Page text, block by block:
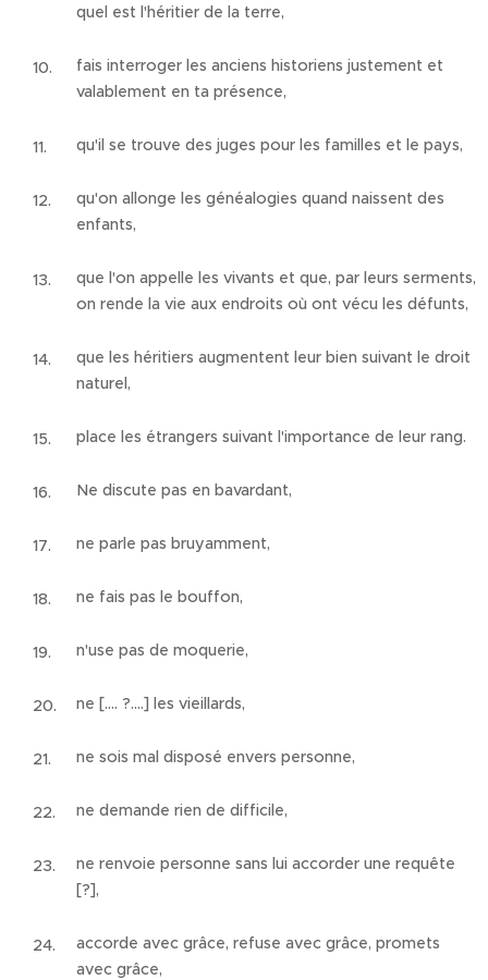
quel est l'héritier de la terre,
fais interroger les anciens historiens justement et
valablement en ta présence,
qu'il se trouve des juges pour les familles et le pays,
qu'on allonge les généalogies quand naissent des
enfants,
que l'on appelle les vivants et que, par leurs serments,
on rende la vie aux endroits où ont vécu les défunts,
que les héritiers augmentent leur bien suivant le droit
naturel,
place les étrangers suivant l'importance de leur rang.
Ne discute pas en bavardant,
ne parle pas bruyamment,
ne fais pas le bouffon,
n'use pas de moquerie,
ne […. ?….] les vieillards,
ne sois mal disposé envers personne,
ne demande rien de difficile,
ne renvoie personne sans lui accorder une requête
[?],
accorde avec grâce, refuse avec grâce, promets
avec grâce,